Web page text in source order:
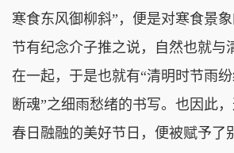
寒食东风御柳斜”，便是对寒食景
节有纪念介子推之说，自然也就与
在一起，于是也就有“清明时节雨
断魂”之细雨愁绪的书写。也因此，
春日融融的美好节日，便被赋予了